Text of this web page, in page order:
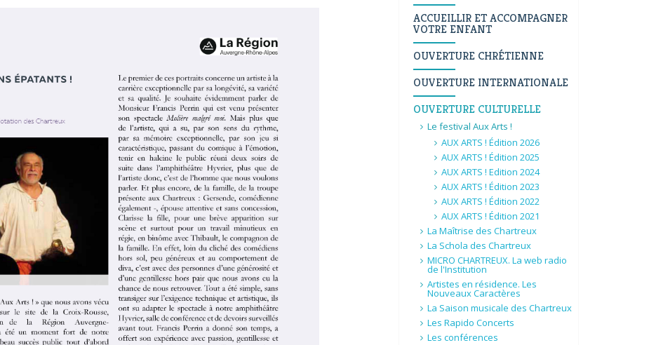
ACCUEILLIR ET ACCOMPAGNER
VOTRE ENFANT
OUVERTURE CHRÉTIENNE
OUVERTURE INTERNATIONALE
OUVERTURE CULTURELLE
Le festival Aux Arts !
AUX ARTS ! Édition 2026
AUX ARTS ! Édition 2025
AUX ARTS ! Edition 2024
AUX ARTS ! Édition 2023
AUX ARTS ! Édition 2022
AUX ARTS ! Édition 2021
La Maîtrise des Chartreux
La Schola des Chartreux
MICRO CHARTREUX. La web radio
de l'Institution
Artistes en résidence. Les
Nouveaux Caractères
La Saison musicale des Chartreux
Les Rapido Concerts
Les conférences